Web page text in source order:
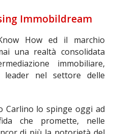
Immobildream
How ed il marchio
una realtà consolidata
immobiliare,
leader nel settore delle
Carlino lo spinge oggi ad
che promette, nelle